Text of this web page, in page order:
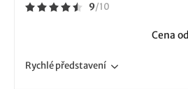
9/10
Cena od
Rychlépředstavení